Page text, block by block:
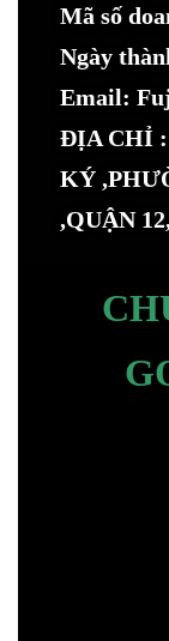
Mã số
Ngày
Email:
ĐỊA CHỈ :
KÝ
,QUẬN